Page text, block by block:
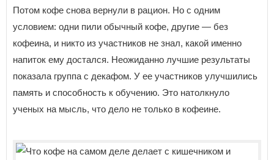
Потом кофе снова вернули в рацион. Но с одним
условием: одни пили обычный кофе, другие — без
кофеина, и никто из участников не знал, какой именно
напиток ему достался. Неожиданно лучшие результаты
показала группа с декафом. У ее участников улучшились
память и способность к обучению. Это натолкнуло
ученых на мысль, что дело не только в кофеине.